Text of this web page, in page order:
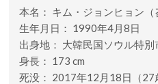
本名： キム・ジョンヒョン（
生年月日： 1990年4月8日
出身地： 大韓民国ソウル特別
身長： 173 cm
死没： 2017年12月18日（27